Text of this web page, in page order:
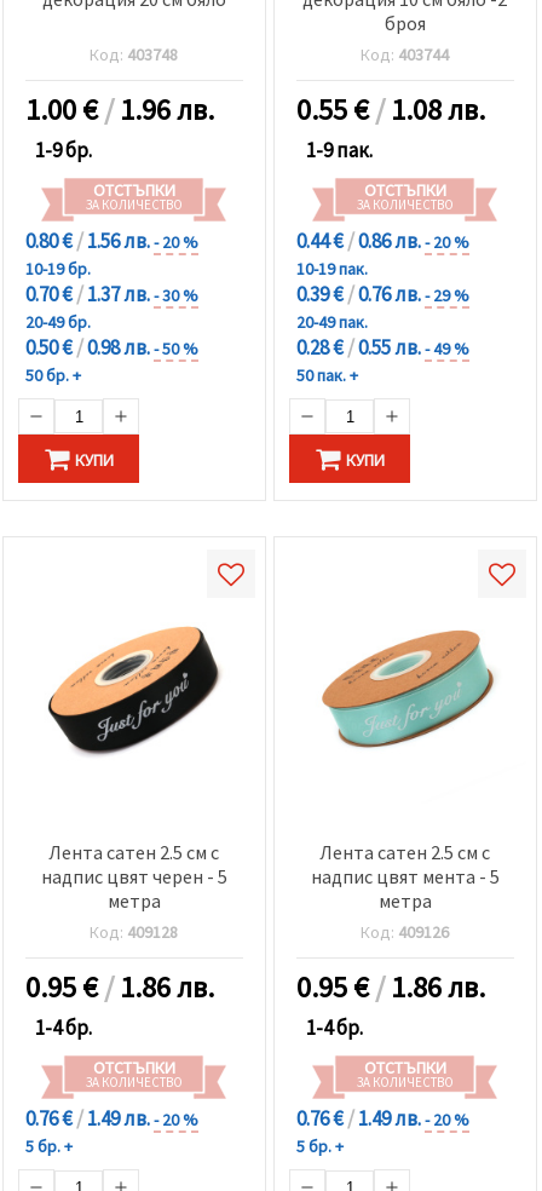
Код: 403748
1.00€/1.96 лв.
1-9 бр.
ОТСТЪПКИ
ЗА КОЛИЧЕСТВО
0.80 €/1.56 лв.- 20 %
10-19 бр.
0.70 €/1.37 лв.- 30 %
20-49 бр.
0.50 €/0.98 лв.- 50 %
50 бр. +
КУПИ
броя
Код: 403744
0.55€/1.08 лв.
1-9 пак.
ОТСТЪПКИ
ЗА КОЛИЧЕСТВО
0.44 €/0.86 лв.- 20 %
10-19 пак.
0.39 €/0.76 лв.- 29 %
20-49 пак.
0.28 €/0.55 лв.- 49 %
50 пак. +
КУПИ
Лента сатен 2.5 см с
надпис цвят черен - 5
метра
Код: 409128
0.95€/1.86 лв.
1-4 бр.
ОТСТЪПКИ
ЗА КОЛИЧЕСТВО
0.76 €/1.49 лв.- 20 %
5 бр. +
Лента сатен 2.5 см с
надпис цвят мента - 5
метра
Код: 409126
0.95€/1.86 лв.
1-4 бр.
ОТСТЪПКИ
ЗА КОЛИЧЕСТВО
0.76 €/1.49 лв.- 20 %
5 бр. +